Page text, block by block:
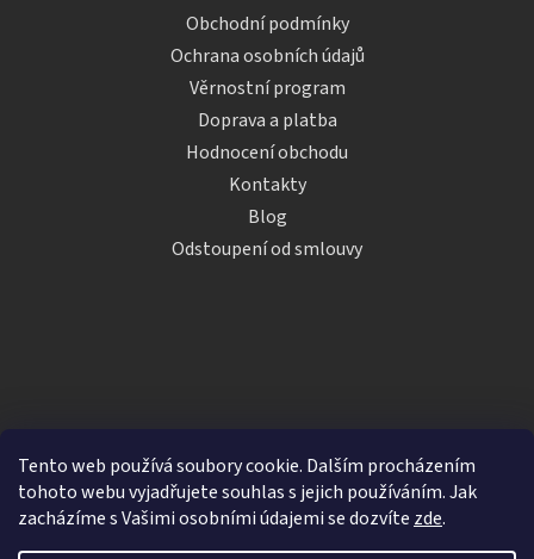
Tento web používá soubory cookie. Dalším procházením
tohoto webu vyjadřujete souhlas s jejich používáním. Jak
zacházíme s Vašimi osobními údajemi se dozvíte zde.
Obchodní podmínky
Ochrana osobních údajů
Věrnostní program
Doprava a platba
Hodnocení obchodu
Kontakty
Blog
Odstoupení od smlouvy
Vytvořil Shoptet